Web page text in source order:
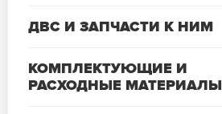
ДВС И ЗАПЧАСТИ К НИМ
КОМПЛЕКТУЮЩИЕ И
РАСХОДНЫЕ МАТЕРИАЛЫ